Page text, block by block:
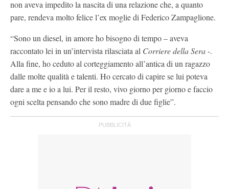
non aveva impedito la nascita di una relazione che, a quanto
pare, rendeva molto felice l’ex moglie di Federico Zampaglione.
“Sono un diesel, in amore ho bisogno di tempo – aveva
raccontato lei in un’intervista rilasciata al Corriere della Sera-.
Alla fine, ho ceduto al corteggiamento all’antica di un ragazzo
dalle molte qualità e talenti. Ho cercato di capire se lui poteva
dare a me e io a lui. Per il resto, vivo giorno per giorno e faccio
ogni scelta pensando che sono madre di due figlie”.